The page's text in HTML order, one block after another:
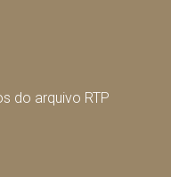
do arquivo RTP